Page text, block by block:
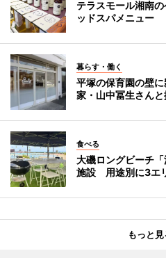
テラスモール湘南
ッドスパメニュー
暮らす・働く
平塚の保育園の壁
家・山中冨生さんと
食べる
大磯ロングビーチ
施設 用途別に3エ
もっと見